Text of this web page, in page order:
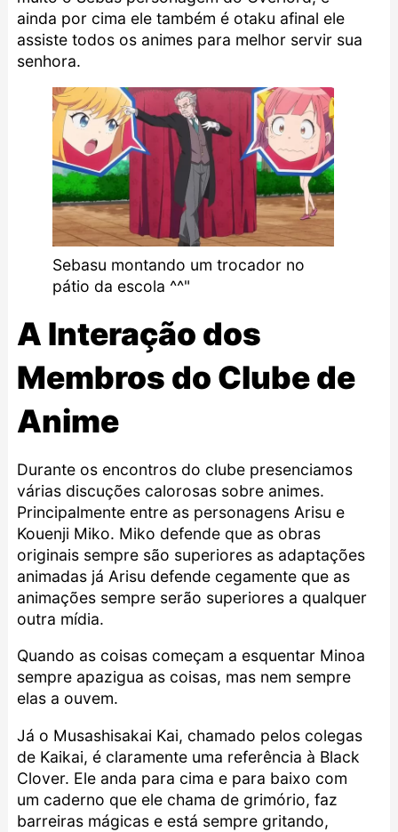
ainda por cima ele também é otaku afinal ele
assiste todos os animes para melhor servir sua
senhora.
Sebasu montando um trocador no
pátio da escola ^^"
A Interação dos
Membros do Clube de
Anime
Durante os encontros do clube presenciamos
várias discuções calorosas sobre animes.
Principalmente entre as personagens Arisu e
Kouenji Miko. Miko defende que as obras
originais sempre são superiores as adaptações
animadas já Arisu defende cegamente que as
animações sempre serão superiores a qualquer
outra mídia.
Quando as coisas começam a esquentar Minoa
sempre apazigua as coisas, mas nem sempre
elas a ouvem.
Já o Musashisakai Kai, chamado pelos colegas
de Kaikai, é claramente uma referência à Black
Clover. Ele anda para cima e para baixo com
um caderno que ele chama de grimório, faz
barreiras mágicas e está sempre gritando,